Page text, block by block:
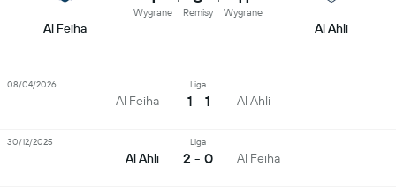
Al Feiha
Wygrane Remisy Wygrane
Al Ahli
Al Feiha
Liga
1 - 1 Al Ahli
08/04/2026
Al Ahli
Liga
2 - 0 Al Feiha
30/12/2025